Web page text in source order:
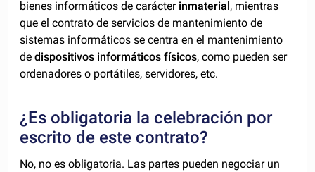
bienes informáticos de carácter inmaterial, mientras
que el contrato de servicios de mantenimiento de
sistemas informáticos se centra en el mantenimiento
dedispositivos informáticos físicos, como pueden ser
ordenadores o portátiles, servidores, etc.
¿Es obligatoria la celebración por
escrito de este contrato?
No, no es obligatoria. Las partes pueden negociar un